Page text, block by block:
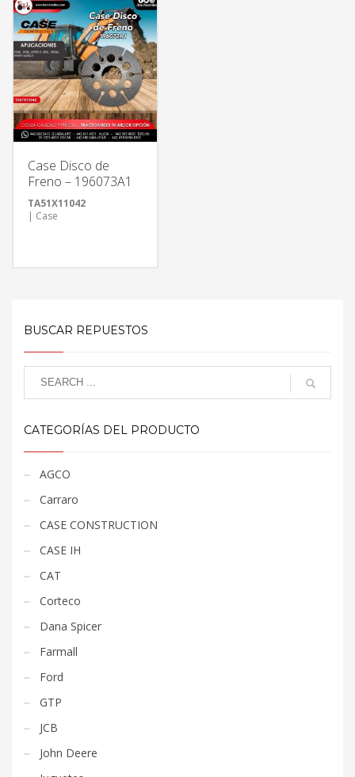
Case Disco de
Freno – 196073A1
TA51X11042
| Case
BUSCAR REPUESTOS
CATEGORÍAS DEL PRODUCTO
AGCO
Carraro
CASE CONSTRUCTION
CASE IH
CAT
Corteco
Dana Spicer
Farmall
Ford
GTP
JCB
John Deere